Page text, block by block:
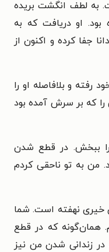
به لطف انگشت بریده
او دریافت که به
جفا کرده و اکنون از
و بلافاصله او را
را که بر سرش آمده بود
ببخش. در قطع شدن
من به تو ناحقی کردم
خیری نهفته است. شما
همان‌گونه که در قطع
زندانی شدن من نیز